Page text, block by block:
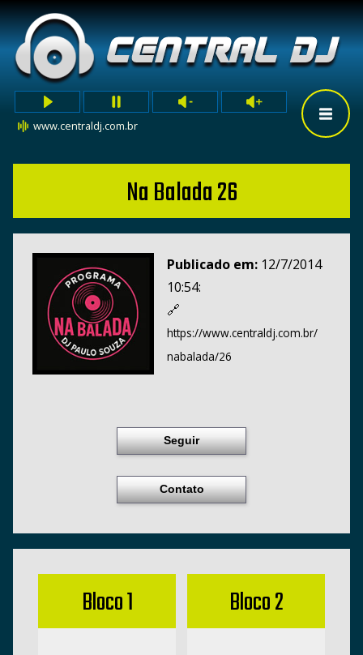
www.centraldj.com.br
Na Balada 26
Publicado em: 12/7/2014
10:54:
🔗
https://www.centraldj.com.br/
nabalada/26
Seguir
Contato
Bloco 1 Bloco 2